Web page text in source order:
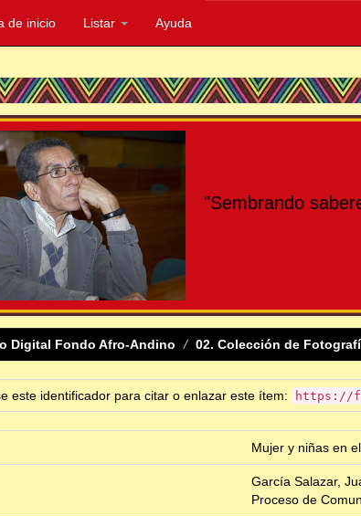
de inicio Listar Ayuda
"Sembrando
Digital Fondo Afro-Andino 02. Colección de
este identificador para citar o enlazar este ítem: https://
Mujer y niñas en
García Salazar,
Proceso de